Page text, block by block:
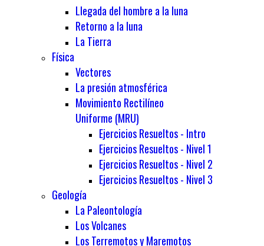
Llegada del hombre a la luna
Retorno a la luna
La Tierra
Física
Vectores
La presión atmosférica
Movimiento Rectilíneo
Uniforme (MRU)
Ejercicios Resueltos - Intro
Ejercicios Resueltos - Nivel 1
Ejercicios Resueltos - Nivel 2
Ejercicios Resueltos - Nivel 3
Geología
La Paleontología
Los Volcanes
Los Terremotos y Maremotos